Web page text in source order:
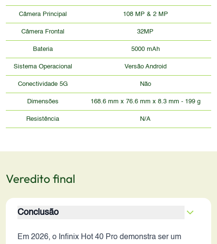
Câmera Principal 108 MP & 2 MP
Câmera Frontal 32MP
Bateria 5000 mAh
Sistema Operacional Versão Android
Conectividade 5G Não
Dimensões 168.6 mm x 76.6 mm x 8.3 mm - 199 g
Resistência N/A
Veredito final
Conclusão
Em 2026, o Infinix Hot 40 Pro demonstra ser um